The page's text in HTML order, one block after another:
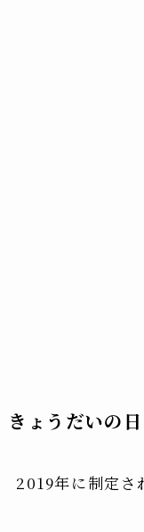
きょうだいの
2019年に制定さ